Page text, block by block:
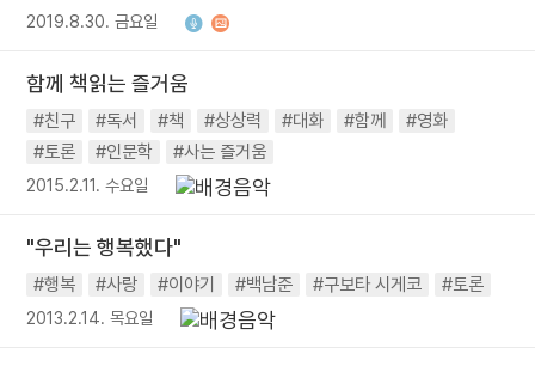
2019.8.30. 금요일
함께 책읽는 즐거움
#친구 #독서 #책 #상상력 #대화 #함께
#영화
#토론
#인문학 #사는 즐거움
2015.2.11. 수요일
"우리는 행복했다"
#행복 #사랑 #이야기 #백남준 #구보타 시게코 #토론
2013.2.14. 목요일